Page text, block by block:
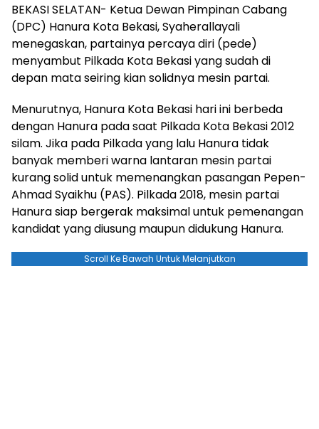
BEKASI SELATAN- Ketua Dewan Pimpinan Cabang
(DPC) Hanura Kota Bekasi, Syaherallayali
menegaskan, partainya percaya diri (pede)
menyambut Pilkada Kota Bekasi yang sudah di
depan mata seiring kian solidnya mesin partai.
Menurutnya, Hanura Kota Bekasi hari ini berbeda
dengan Hanura pada saat Pilkada Kota Bekasi 2012
silam. Jika pada Pilkada yang lalu Hanura tidak
banyak memberi warna lantaran mesin partai
kurang solid untuk memenangkan pasangan Pepen-
Ahmad Syaikhu (PAS). Pilkada 2018, mesin partai
Hanura siap bergerak maksimal untuk pemenangan
kandidat yang diusung maupun didukung Hanura.
Scroll Ke Bawah Untuk Melanjutkan